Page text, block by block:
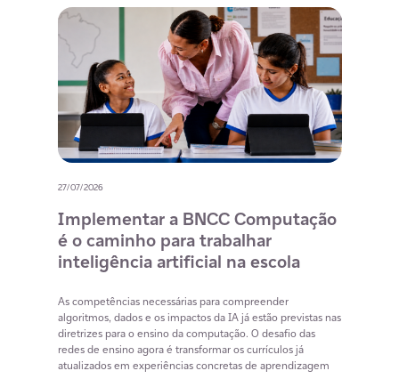
27/07/2026
Implementar a BNCC Computação
é o caminho para trabalhar
inteligência artificial na escola
As competências necessárias para compreender
algoritmos, dados e os impactos da IA já estão previstas nas
diretrizes para o ensino da computação. O desafio das
redes de ensino agora é transformar os currículos já
atualizados em experiências concretas de aprendizagem